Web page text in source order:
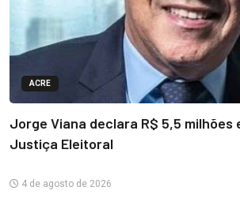
ACRE
Jorge Viana declara R$ 5,5 milhões
Justiça Eleitoral
4 de agosto de 2026